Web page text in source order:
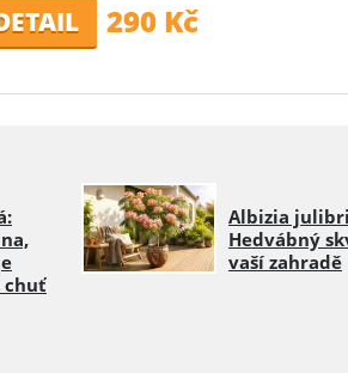
290 Kč
chuť
Albizia
Hedvábný
vaší zahradě